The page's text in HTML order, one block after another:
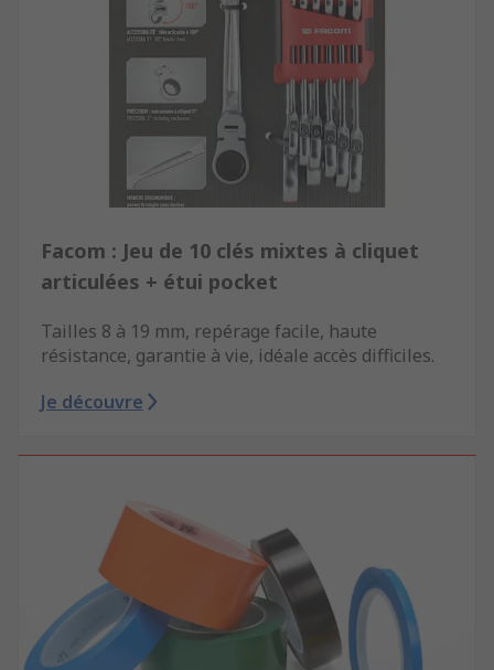
Facom : Jeu de 10 clés mixtes à cliquet
articulées + étui pocket
Tailles 8 à 19 mm, repérage facile, haute
résistance, garantie à vie, idéale accès difficiles.
Je découvre